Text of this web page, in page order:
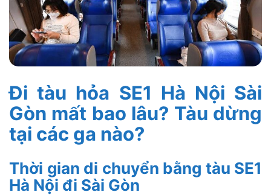
Đi tàu hỏa SE1 Hà Nội Sài
Gòn mất bao lâu? Tàu dừng
tại các ga nào?
Thời gian di chuyển bằng tàu SE1
Hà Nội đi Sài Gòn